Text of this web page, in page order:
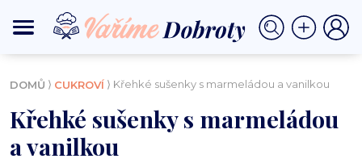
DOMŮ ⟩ CUKROVÍ ⟩ Křehké sušenky s marmeládou a vanilkou
Křehké sušenky s marmeládou
a vanilkou